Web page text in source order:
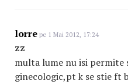
lorre pe 1 Mai 2012, 17:24
zz
multa lume nu isi permite
ginecologic,pt k se stie ft